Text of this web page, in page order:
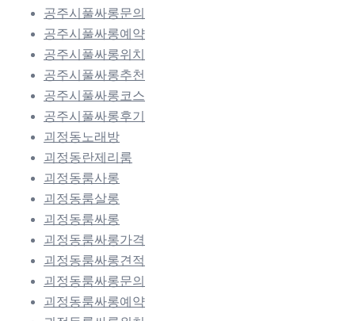
공주시풀싸롱문의
공주시풀싸롱예약
공주시풀싸롱위치
공주시풀싸롱추천
공주시풀싸롱코스
공주시풀싸롱후기
괴정동노래방
괴정동란제리룸
괴정동룸사롱
괴정동룸살롱
괴정동룸싸롱
괴정동룸싸롱가격
괴정동룸싸롱견적
괴정동룸싸롱문의
괴정동룸싸롱예약